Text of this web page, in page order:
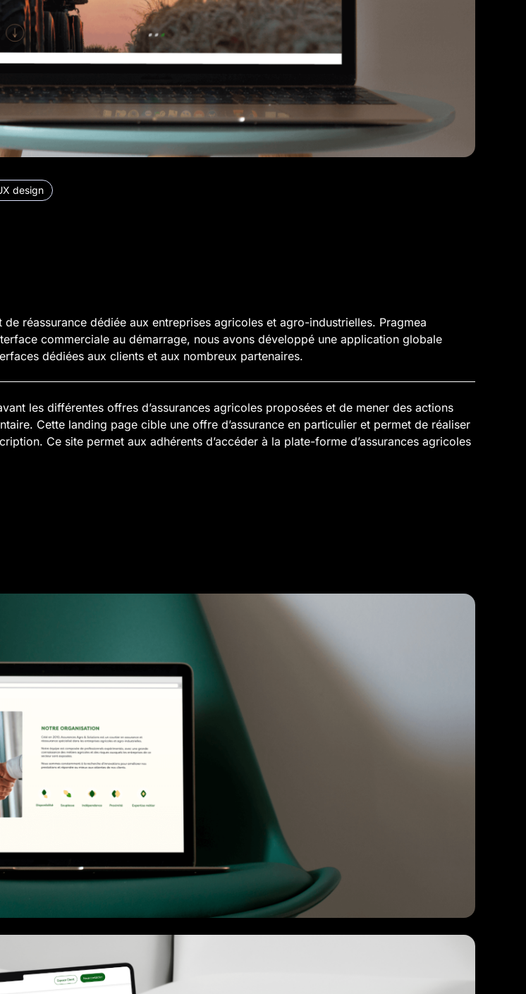
design
réassurance dédiée aux entreprises agricoles et agro-industrielles. Pragmea
commerciale au démarrage, nous avons développé une application globale
dédiées aux clients et aux nombreux partenaires.
les différentes offres d’assurances agricoles proposées et de mener des actions
Cette landing page cible une offre d’assurance en particulier et permet de réaliser
Ce site permet aux adhérents d’accéder à la plate-forme d’assurances agricoles